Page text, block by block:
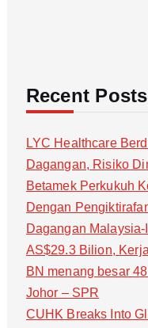
Recent Posts
LYC Healthcare
Dagangan, Risiko
Betamek Perkukuh
Dengan
Dagangan
AS$29.3 Bilion,
BN menang besar
Johor – SPR
CUHK Breaks Into